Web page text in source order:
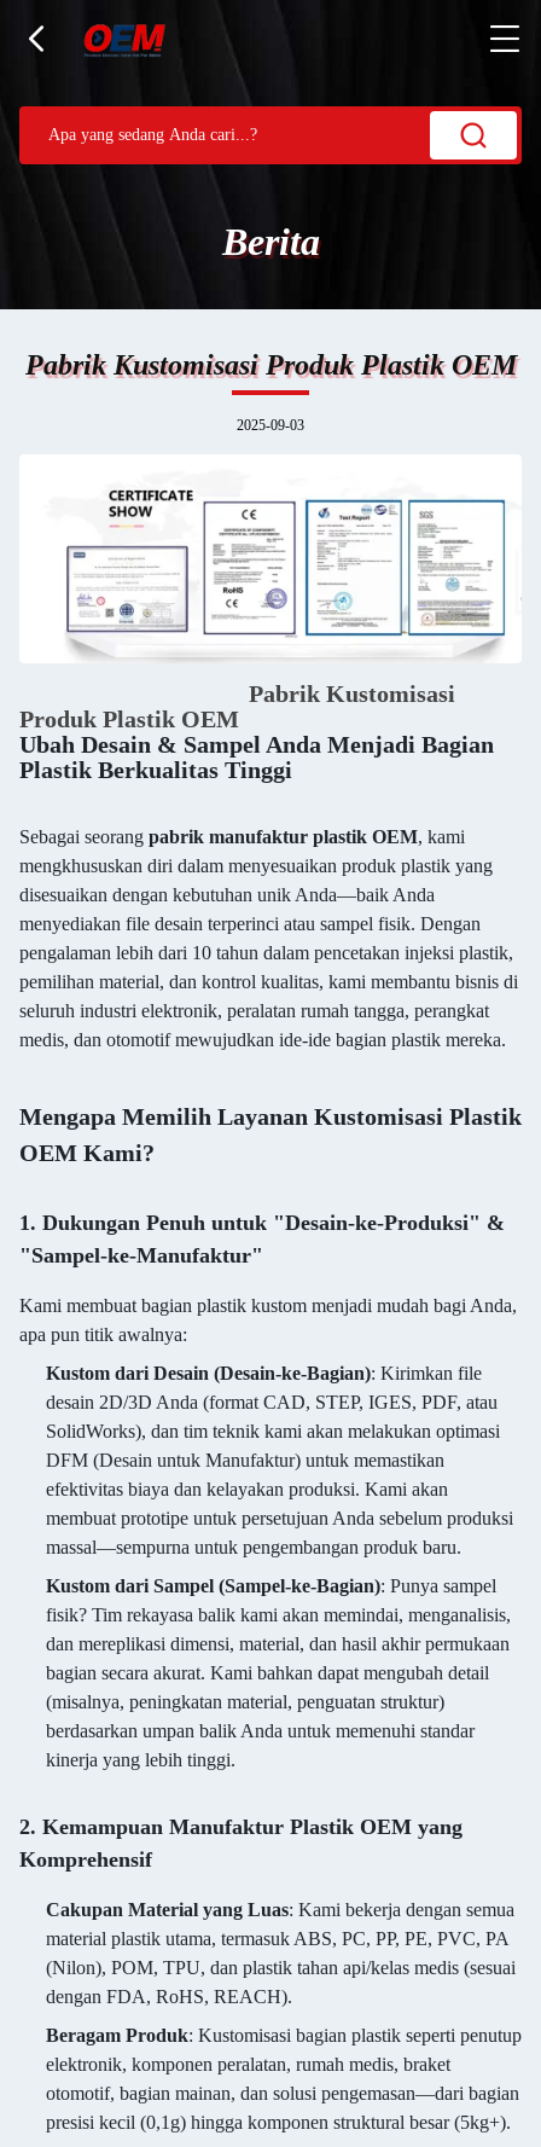
Berita
Pabrik Kustomisasi Produk Plastik OEM
2025-09-03
Pabrik Kustomisasi
Produk Plastik OEM
Ubah Desain & Sampel Anda Menjadi Bagian
Plastik Berkualitas Tinggi
Sebagai seorang pabrik manufaktur plastik OEM, kami
mengkhususkan diri dalam menyesuaikan produk plastik yang
disesuaikan dengan kebutuhan unik Anda—baik Anda
menyediakan file desain terperinci atau sampel fisik. Dengan
pengalaman lebih dari 10 tahun dalam pencetakan injeksi plastik,
pemilihan material, dan kontrol kualitas, kami membantu bisnis di
seluruh industri elektronik, peralatan rumah tangga, perangkat
medis, dan otomotif mewujudkan ide-ide bagian plastik mereka.
Mengapa Memilih Layanan Kustomisasi Plastik
OEM Kami?
1. Dukungan Penuh untuk "Desain-ke-Produksi" &
"Sampel-ke-Manufaktur"
Kami membuat bagian plastik kustom menjadi mudah bagi Anda,
apa pun titik awalnya:
Kustom dari Desain (Desain-ke-Bagian): Kirimkan file
desain 2D/3D Anda (format CAD, STEP, IGES, PDF, atau
SolidWorks), dan tim teknik kami akan melakukan optimasi
DFM (Desain untuk Manufaktur) untuk memastikan
efektivitas biaya dan kelayakan produksi. Kami akan
membuat prototipe untuk persetujuan Anda sebelum produksi
massal—sempurna untuk pengembangan produk baru.
Kustom dari Sampel (Sampel-ke-Bagian): Punya sampel
fisik? Tim rekayasa balik kami akan memindai, menganalisis,
dan mereplikasi dimensi, material, dan hasil akhir permukaan
bagian secara akurat. Kami bahkan dapat mengubah detail
(misalnya, peningkatan material, penguatan struktur)
berdasarkan umpan balik Anda untuk memenuhi standar
kinerja yang lebih tinggi.
2. Kemampuan Manufaktur Plastik OEM yang
Komprehensif
Cakupan Material yang Luas: Kami bekerja dengan semua
material plastik utama, termasuk ABS, PC, PP, PE, PVC, PA
(Nilon), POM, TPU, dan plastik tahan api/kelas medis (sesuai
dengan FDA, RoHS, REACH).
Beragam Produk: Kustomisasi bagian plastik seperti penutup
elektronik, komponen peralatan, rumah medis, braket
otomotif, bagian mainan, dan solusi pengemasan—dari bagian
presisi kecil (0,1g) hingga komponen struktural besar (5kg+).